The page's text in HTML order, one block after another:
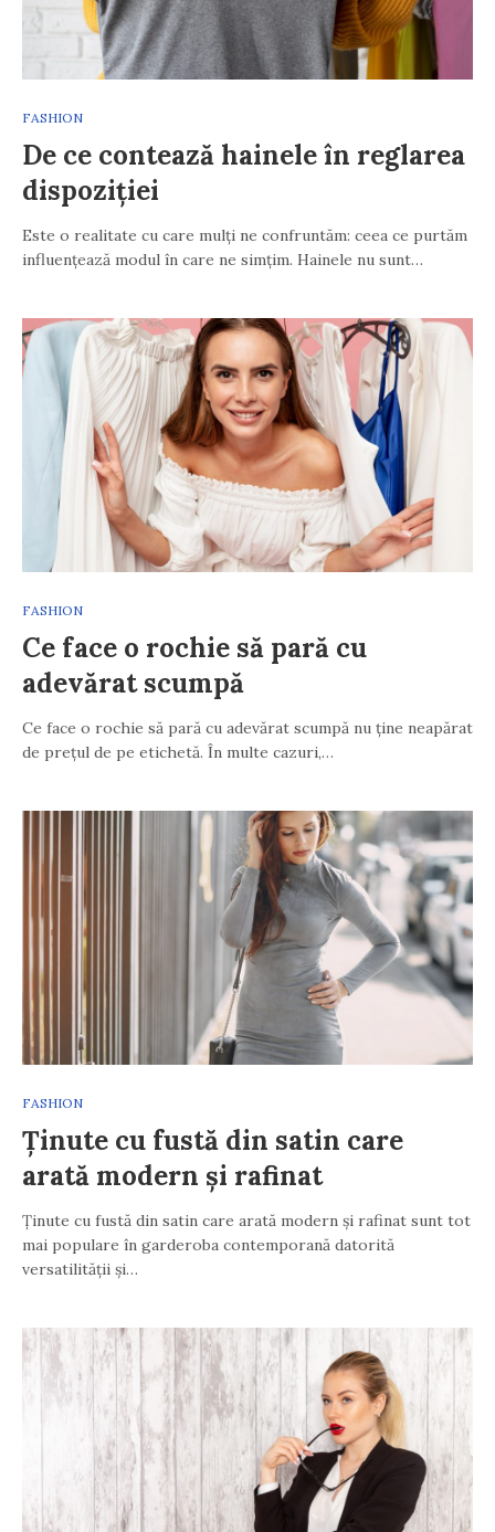
FASHION
De ce contează hainele în reglarea
dispoziției
Este o realitate cu care mulți ne confruntăm: ceea ce purtăm
influențează modul în care ne simțim. Hainele nu sunt…
FASHION
Ce face o rochie să pară cu
adevărat scumpă
Ce face o rochie să pară cu adevărat scumpă nu ține neapărat
de prețul de pe etichetă. În multe cazuri,…
FASHION
Ținute cu fustă din satin care
arată modern și rafinat
Ținute cu fustă din satin care arată modern și rafinat sunt tot
mai populare în garderoba contemporană datorită
versatilității și…